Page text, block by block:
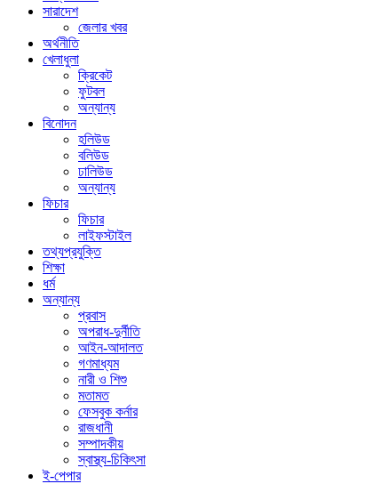
সারাদেশ
জেলার খবর
অর্থনীতি
খেলাধুলা
ক্রিকেট
ফুটবল
অন্যান্য
বিনোদন
হলিউড
বলিউড
ঢালিউড
অন্যান্য
ফিচার
ফিচার
লাইফস্টাইল
তথ্যপ্রযুক্তি
শিক্ষা
ধর্ম
অন্যান্য
প্রবাস
অপরাধ-দুর্নীতি
আইন-আদালত
গণমাধ্যম
নারী ও শিশু
মতামত
ফেসবুক কর্নার
রাজধানী
সম্পাদকীয়
স্বাস্থ্য-চিকিৎসা
ই-পেপার